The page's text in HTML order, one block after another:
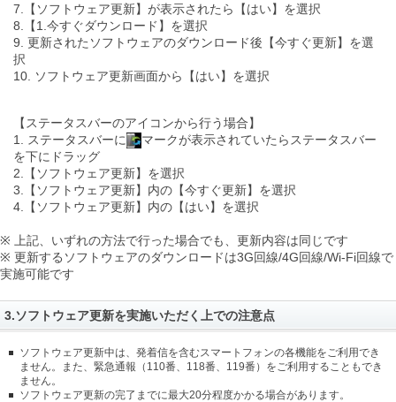
7.【ソフトウェア更新】が表示されたら【はい】を選択
8.【1.今すぐダウンロード】を選択
9. 更新されたソフトウェアのダウンロード後【今すぐ更新】を選
択
10. ソフトウェア更新画面から【はい】を選択
【ステータスバーのアイコンから行う場合】
1. ステータスバーに
マークが表示されていたらステータスバー
を下にドラッグ
2.【ソフトウェア更新】を選択
3.【ソフトウェア更新】内の【今すぐ更新】を選択
4.【ソフトウェア更新】内の【はい】を選択
※ 上記、いずれの方法で行った場合でも、更新内容は同じです
※ 更新するソフトウェアのダウンロードは3G回線/4G回線/Wi-Fi回線で
実施可能です
3.ソフトウェア更新を実施いただく上での注意点
ソフトウェア更新中は、発着信を含むスマートフォンの各機能をご利用でき
ません。また、緊急通報（110番、118番、119番）をご利用することもでき
ません。
ソフトウェア更新の完了までに最大20分程度かかる場合があります。